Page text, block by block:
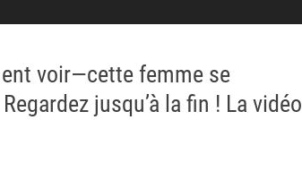
voir—cette femme se
jusqu’à la fin ! La vidéo